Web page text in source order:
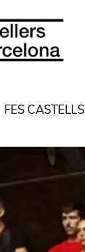
FES CASTELLS